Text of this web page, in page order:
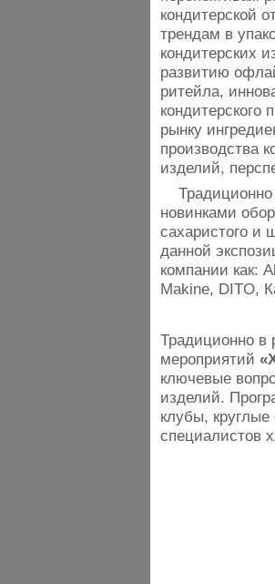
кондитерской
трендам в
кондитерских
развитию
ритейла,
кондитерского
рынку
производства
изделий,
Традиционно
новинками
сахаристого и
данной
компании как:
Makine, DITO,
Традиционно в
мероприятий
ключевые
изделий.
клубы,
специалистов